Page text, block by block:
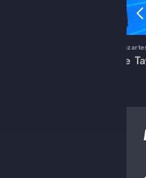
8 Haziran 2026,
Müge Anlı ile